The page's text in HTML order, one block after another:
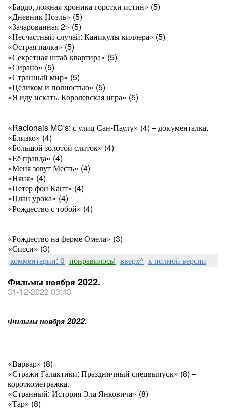
«Бардо, ложная хроника горстки истин» (5)
«Дневник Ноэль» (5)
«Зачарованная 2» (5)
«Несчастный случай: Каникулы киллера» (5)
«Острая палка» (5)
«Секретная штаб-квартира» (5)
«Сирано» (5)
«Странный мир» (5)
«Целиком и полностью» (5)
«Я иду искать. Королевская игра» (5)
«Racionais MC's: с улиц Сан-Паулу» (4) – документалка.
«Близко» (4)
«Большой золотой слиток» (4)
«Её правда» (4)
«Меня зовут Месть» (4)
«Няня» (4)
«Петер фон Кант» (4)
«План урока» (4)
«Рождество с тобой» (4)
«Рождество на ферме Омела» (3)
«Сисси» (3)
комментарии: 0 понравилось! вверх^ к полной версии
Фильмы ноября 2022.
31-12-2022 03:43
Фильмы ноября 2022.
«Варвар» (8)
«Стражи Галактики: Праздничный спецвыпуск» (8) –
короткометражка.
«Странный: История Эла Янковича» (8)
«Тар» (8)